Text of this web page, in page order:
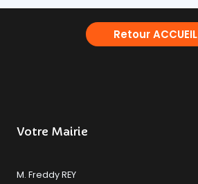
Retour ACCUEIL
Votre Mairie
M. Freddy REY